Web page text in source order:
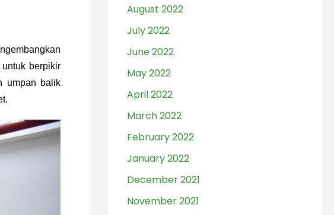
berpikir
umpan balik
August 2022
July 2022
June 2022
May 2022
April 2022
March 2022
February 2022
January 2022
December 2021
November 2021